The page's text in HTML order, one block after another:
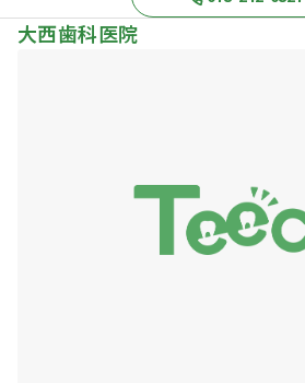
大西歯科医院